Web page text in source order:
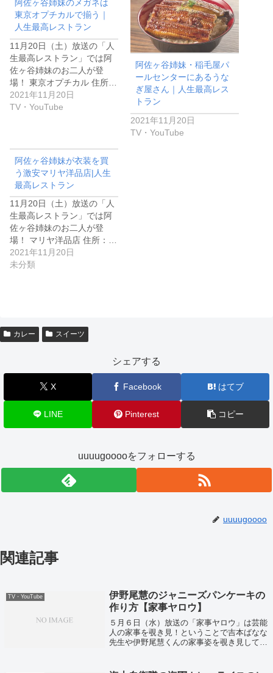
阿佐ヶ谷姉妹のメガネは
東京オプチカルで揃う｜
人生最高レストラン
11月20日（土）放送の「人
生最高レストラン」では阿
佐ヶ谷姉妹のお二人が登
場！ 東京オプチカル 住所…
2021年11月20日
TV・YouTube
阿佐ヶ谷姉妹・稲毛屋パ
ールセンターにあるうな
ぎ屋さん｜人生最高レス
トラン
2021年11月20日
TV・YouTube
阿佐ヶ谷姉妹が衣装を買
う激安マリヤ洋品店|人生
最高レストラン
11月20日（土）放送の「人
生最高レストラン」では阿
佐ヶ谷姉妹のお二人が登
場！ マリヤ洋品店 住所：…
2021年11月20日
未分類
カレー スイーツ
シェアする
X Facebook はてブ
LINE Pinterest コピー
uuuugooooをフォローする
uuuugoooo
関連記事
TV・YouTube
伊野尾慧のジャニーズパンケーキの
作り方【家事ヤロウ】
５月６日（水）放送の「家事ヤロウ」は芸能
人の家事を覗き見！ということで吉本ばなな
先生や伊野尾慧くんの家事姿を覗き見してい